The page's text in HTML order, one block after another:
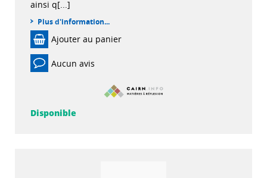
ainsi q[...]
Plus d'information...
Ajouter au panier
Aucun avis
Disponible